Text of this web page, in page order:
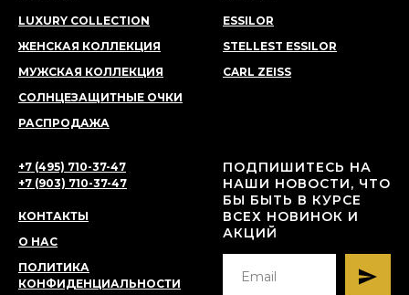
LUXURY COLLECTION
ЖЕНСКАЯ КОЛЛЕКЦИЯ
МУЖСКАЯ КОЛЛЕКЦИЯ
СОЛНЦЕЗАЩИТНЫЕ ОЧКИ
РАСПРОДАЖА
ESSILOR
STELLEST ESSILOR
CARL ZEISS
+7 (495) 710-37-47
+7 (903) 710-37-47
КОНТАКТЫ
О НАС
ПОЛИТИКА
КОНФИДЕНЦИАЛЬНОСТИ
ПОДПИШИТЕСЬ НА
НАШИ НОВОСТИ, ЧТО
БЫ БЫТЬ В КУРСЕ
ВСЕХ НОВИНОК И
АКЦИЙ